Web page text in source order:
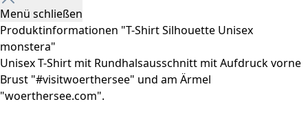
Menü schließen
Produktinformationen "T-Shirt Silhouette Unisex
monstera"
Unisex T-Shirt mit Rundhalsausschnitt mit Aufdruck vorne
Brust "#visitwoerthersee" und am Ärmel
"woerthersee.com".